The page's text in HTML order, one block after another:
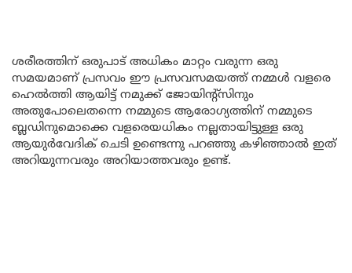
ശരീരത്തിന് ഒരുപാട് അധികം മാറ്റം വരുന്ന ഒരു
സമയമാണ് പ്രസവം ഈ പ്രസവസമയത്ത് നമ്മൾ വളരെ
ഹെൽത്തി ആയിട്ട് നമുക്ക് ജോയിന്റ്സിനും
അതുപോലെതന്നെ നമ്മുടെ ആരോഗ്യത്തിന് നമ്മുടെ
ബ്ലഡിനുമൊക്കെ വളരെയധികം നല്ലതായിട്ടുള്ള ഒരു
ആയുർവേദിക് ചെടി ഉണ്ടെന്നു പറഞ്ഞു കഴിഞ്ഞാൽ ഇത്
അറിയുന്നവരും അറിയാത്തവരും ഉണ്ട്.